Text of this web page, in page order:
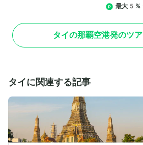
最大5%
タイの那覇空港発のツ
タイに関連する記事